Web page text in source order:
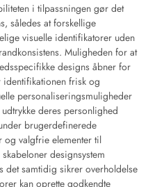
i tilpassningen gør det
således at forskellige
visuelle identifikatorer uden
Muligheden for at
designs åbner for
frisk og
personaliseringsmuligheder
deres personlighed
brugerdefinerede
og valgfrie elementer til
designsystem
det samtidig sikrer overholdelse
kan oprette godkendte